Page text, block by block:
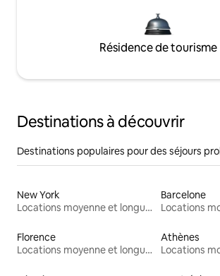
Résidence de tourisme
Destinations à découvrir
Destinations populaires pour des séjours
New York
Locations moyenne et longue durée
Barcelone
Florence
Locations moyenne et longue durée
Athènes